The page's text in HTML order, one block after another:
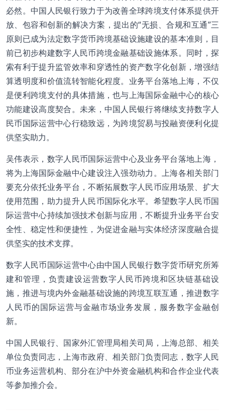
必然。中国人民银行致力于为改善全球跨境支付体系提供开
放、包容和创新的解决方案，提出的“无损、合规和互通”三
原则已成为法定数字货币跨境基础设施建设的基本准则，目
前已初步构建数字人民币跨境金融基础设施体系。同时，探
索有利于提升监管效率和穿透性的资产数字化创新，增强结
算透明度和价值流转智能化程度。业务平台落地上海，不仅
是便利跨境支付的具体措施，也与上海国际金融中心的核心
功能建设高度契合。未来，中国人民银行将继续支持数字人
民币国际运营中心行稳致远，为跨境贸易与投融资便利化提
供坚实助力。
吴伟表示，数字人民币国际运营中心及业务平台落地上海，
将为上海国际金融中心建设注入强劲动力。上海各相关部门
要充分依托业务平台，不断拓展数字人民币应用场景、扩大
使用范围，助力提升人民币国际化水平。希望数字人民币国
际运营中心持续加强技术创新与应用，不断提升业务平台安
全性、稳定性和便捷性，为促进金融与实体经济深度融合提
供坚实的技术支撑。
数字人民币国际运营中心由中国人民银行数字货币研究所筹
建和管理，负责建设运营数字人民币跨境和区块链基础设
施，推进与境内外金融基础设施的跨境互联互通，推进数字
人民币的国际运营与金融市场业务发展，服务数字金融创
新。
中国人民银行、国家外汇管理局相关司局，上海总部、相关
单位负责同志，上海市政府、相关部门负责同志，数字人民
币业务运营机构、部分在沪中外资金融机构和合作企业代表
等参加推介会。